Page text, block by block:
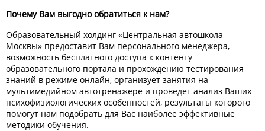
Почему Вам выгодно обратиться к нам?
Образовательный холдинг «Центральная автошкола
Москвы» предоставит Вам персонального менеджера,
возможность бесплатного доступа к контенту
образовательного портала и прохождению тестирования
знаний в режиме онлайн, организует занятия на
мультимедийном автотренажере и проведет анализ Ваших
психофизиологических особенностей, результаты которого
помогут нам подобрать для Вас наиболее эффективные
методики обучения.